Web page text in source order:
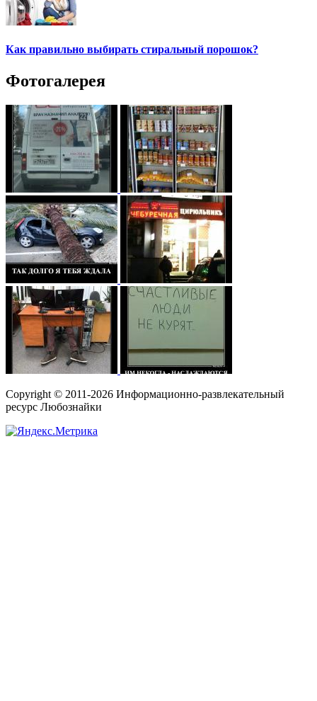
Как правильно выбирать стиральный порошок?
Фотогалерея
Copyright © 2011-2026 Информационно-развлекательный
ресурс Любознайки